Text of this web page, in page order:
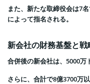
また、新たな取締役会は7
によって指名される。
新会社の財務基盤と戦
合併後の新会社は、5000万
さらに、合計で8億3700万